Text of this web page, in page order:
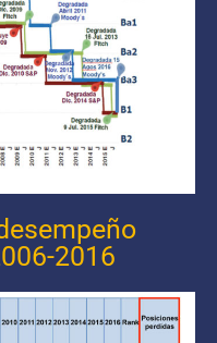
2016